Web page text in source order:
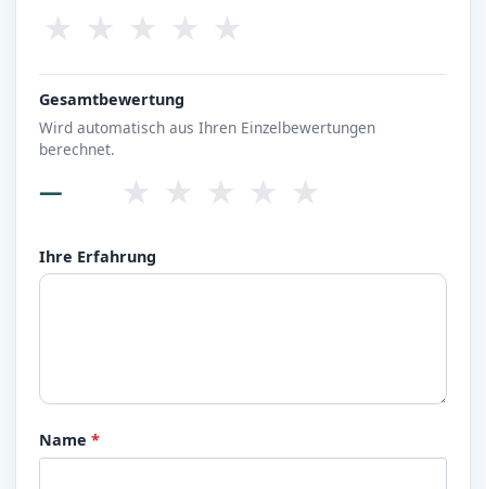
★ ★ ★ ★ ★
Gesamtbewertung
Wird automatisch aus Ihren Einzelbewertungen
berechnet.
— ★ ★ ★ ★ ★
Ihre Erfahrung
Name*